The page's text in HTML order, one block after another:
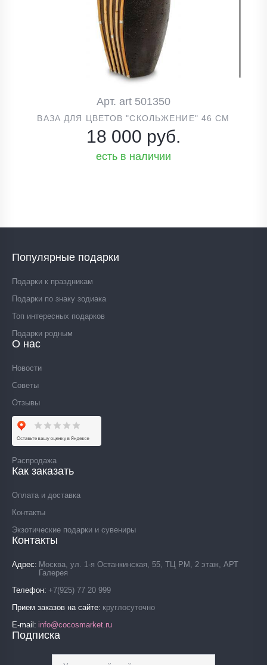
Арт. art 501350
ВАЗА ДЛЯ ЦВЕТОВ "СКОЛЬЖЕНИЕ" 46 СМ
18 000 руб.
есть в наличии
Популярные подарки
Подарки к праздникам
Подарки по знаку зодиака
Топ интересных подарков
Подарки родным
О нас
Новости
Советы
Отзывы
Распродажа
Как заказать
Оплата и доставка
Контакты
Экзотические подарки и сувениры
Контакты
Адрес Москва, ул. 1-я Останкинская, 55, ТЦ РМ, 2 этаж, АРТ
Галерея
Телефон +7(925) 77 20 999
Прием заказов на сайте круглосуточно
E-mail info@cocosmarket.ru
Подписка